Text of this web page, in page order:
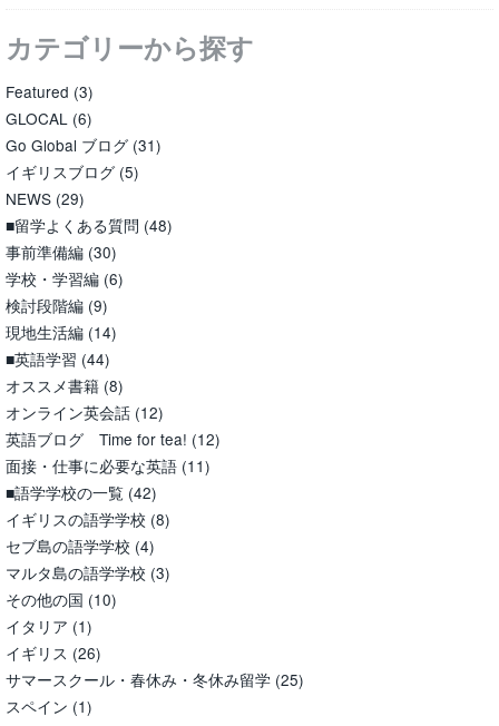
カテゴリーから探す
Featured (3)
GLOCAL (6)
Go Global ブログ (31)
イギリスブログ (5)
NEWS (29)
■留学よくある質問 (48)
事前準備編 (30)
学校・学習編 (6)
検討段階編 (9)
現地生活編 (14)
■英語学習 (44)
オススメ書籍 (8)
オンライン英会話 (12)
英語ブログ Time for tea! (12)
面接・仕事に必要な英語 (11)
■語学学校の一覧 (42)
イギリスの語学学校 (8)
セブ島の語学学校 (4)
マルタ島の語学学校 (3)
その他の国 (10)
イタリア (1)
イギリス (26)
サマースクール・春休み・冬休み留学 (25)
スペイン (1)